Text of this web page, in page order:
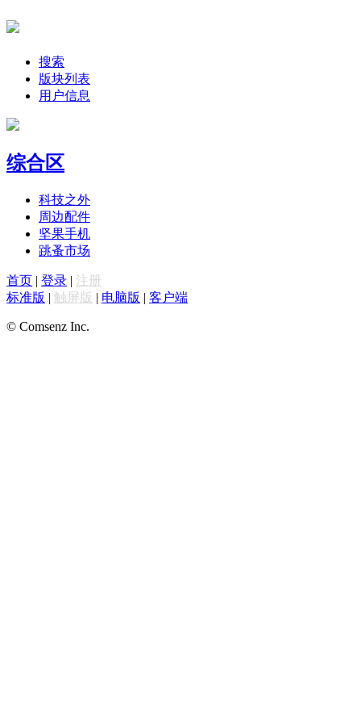
搜索
版块列表
用户信息
综合区
科技之外
周边配件
坚果手机
跳蚤市场
首页 | 登录 | 注册
标准版 | 触屏版 | 电脑版 | 客户端
© Comsenz Inc.